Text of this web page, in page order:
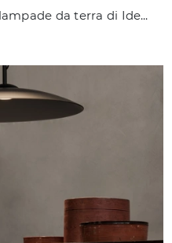
Clicca e scopri di più sulle lampade da terra di Ideal Lux: il modello Binomio in metallo ti aspetta!